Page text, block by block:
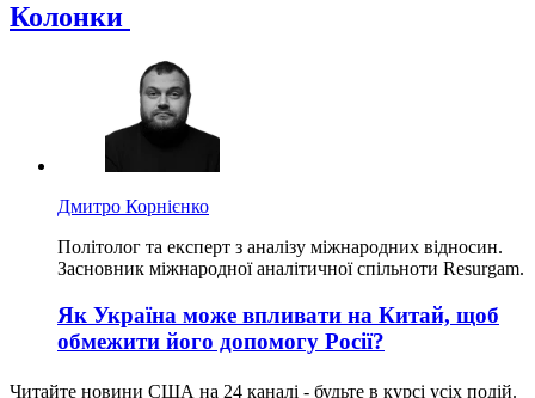
Колонки
Дмитро Корнієнко
Політолог та експерт з аналізу міжнародних відносин.
Засновник міжнародної аналітичної спільноти Resurgam.
Як Україна може впливати на Китай, щоб
обмежити його допомогу Росії?
Читайте новини США на 24 каналі - будьте в курсі усіх подій.